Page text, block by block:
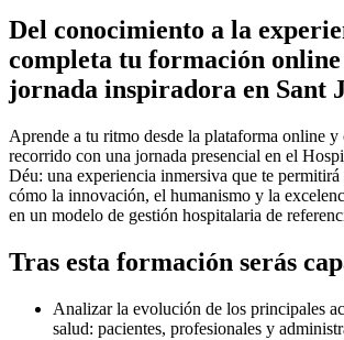
Del conocimiento a la
completa tu formación online
jornada inspiradora en Sant
Aprende a tu ritmo desde la plataforma online y
recorrido con una jornada presencial en el
Déu: una experiencia inmersiva que te permitirá
cómo la innovación, el humanismo y la
en un modelo de gestión hospitalaria de
Tras esta formación serás
Analizar la evolución de los principales
salud: pacientes, profesionales y